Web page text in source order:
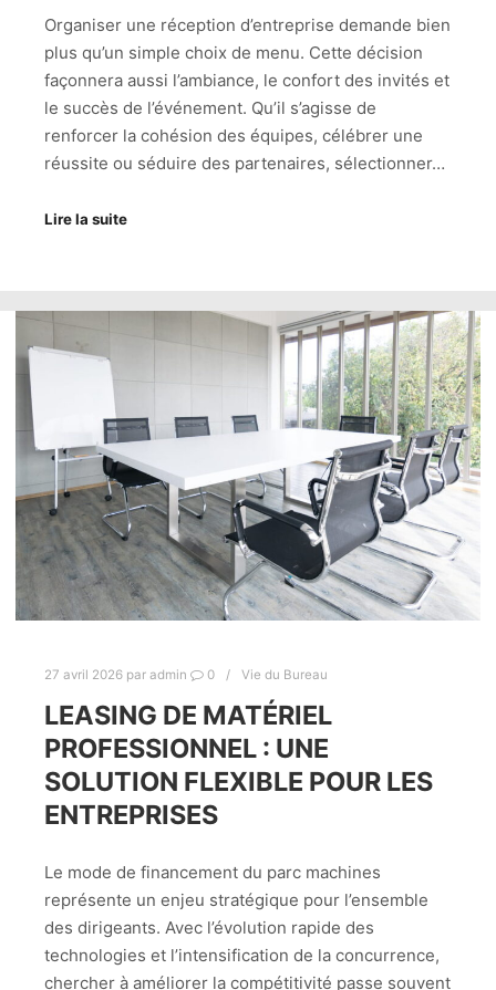
Organiser une réception d’entreprise demande bien
plus qu’un simple choix de menu. Cette décision
façonnera aussi l’ambiance, le confort des invités et
le succès de l’événement. Qu’il s’agisse de
renforcer la cohésion des équipes, célébrer une
réussite ou séduire des partenaires, sélectionner…
Lire la suite
27 avril 2026 par admin 0 Vie du Bureau
LEASING DE MATÉRIEL
PROFESSIONNEL : UNE
SOLUTION FLEXIBLE POUR LES
ENTREPRISES
Le mode de financement du parc machines
représente un enjeu stratégique pour l’ensemble
des dirigeants. Avec l’évolution rapide des
technologies et l’intensification de la concurrence,
chercher à améliorer la compétitivité passe souvent